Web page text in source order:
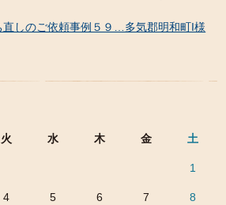
直しのご依頼事例５９…多気郡明和町I様
火 水 木 金 土
1
4 5 6 7 8